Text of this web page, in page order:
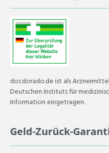
docdorado.de ist als
Deutschen Instituts für
Information eingetragen.
Geld-Zurück-